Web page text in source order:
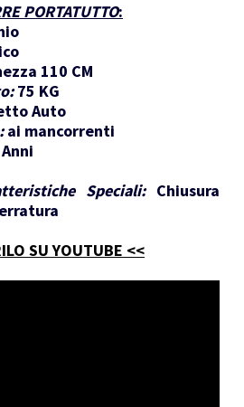
PORTATUTTO:
110 CM
75 KG
Auto
ai mancorrenti
Speciali: Chiusura
SU YOUTUBE <<